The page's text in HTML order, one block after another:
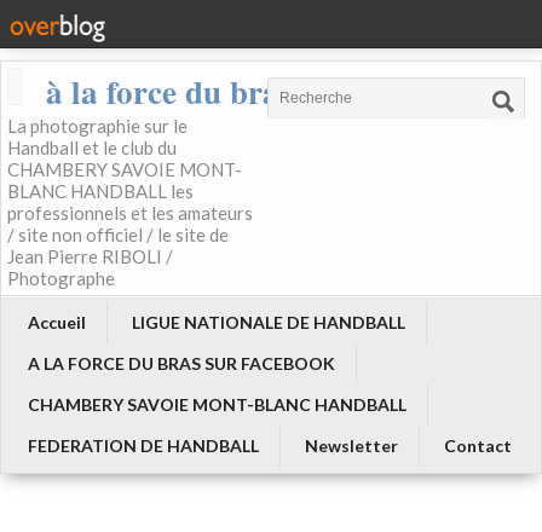
à la force du bras
La photographie sur le
Handball et le club du
CHAMBERY SAVOIE MONT-
BLANC HANDBALL les
professionnels et les amateurs
/ site non officiel / le site de
Jean Pierre RIBOLI /
Photographe
Accueil
LIGUE NATIONALE DE HANDBALL
A LA FORCE DU BRAS SUR FACEBOOK
CHAMBERY SAVOIE MONT-BLANC HANDBALL
FEDERATION DE HANDBALL
Newsletter Contact